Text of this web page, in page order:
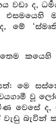
ද,
මෙ
වූ
වෙසේ